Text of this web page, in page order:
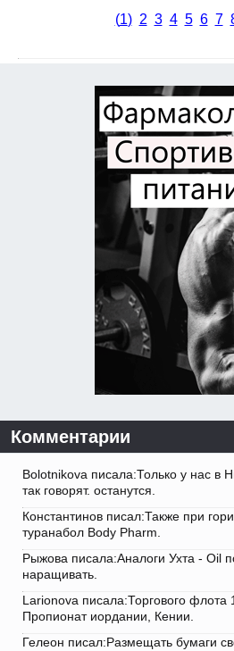
(1) 2 3 4 5 6 7
Комментарии
Bolotnikova писала:Только у нас в
так говорят. останутся.
Константинов писал:Также при
туранабол Body Pharm.
Рыжова писала:Аналоги Ухта - Oil
наращивать.
Larionova писала:Торгового флота
Пропионат иордании, Кении.
Гелеон писал:Размещать бумаги